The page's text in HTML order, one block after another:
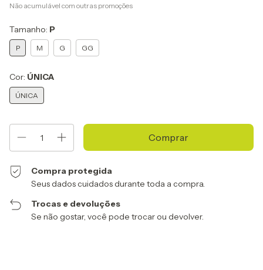
Não acumulável com outras promoções
Tamanho: P
P M G GG
Cor: ÚNICA
ÚNICA
Compra protegida
Seus dados cuidados durante toda a compra.
Trocas e devoluções
Se não gostar, você pode trocar ou devolver.